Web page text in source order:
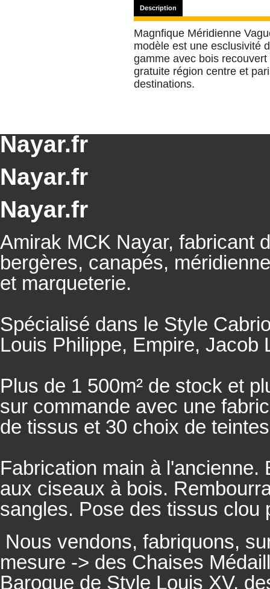
Description
Magnfique Méridienne
modèle est une esclusivité
gamme avec bois
gratuite région centre et
destinations.
Nayar.fr
Nayar.fr
Nayar.fr
Amirak MCK Nayar, fabricant
bergères, canapés,
et marqueterie.
Spécialisé dans le Style
Louis Philippe, Empire, Jacob
Plus de 1 500m² de stock et
sur commande avec une
de tissus et 30 choix de
Fabrication main à
aux ciseaux à bois.
sangles. Pose des tissus clou
Nous vendons, fabriquons,
mesure -> des Chaises
Baroque de Style Louis XV,